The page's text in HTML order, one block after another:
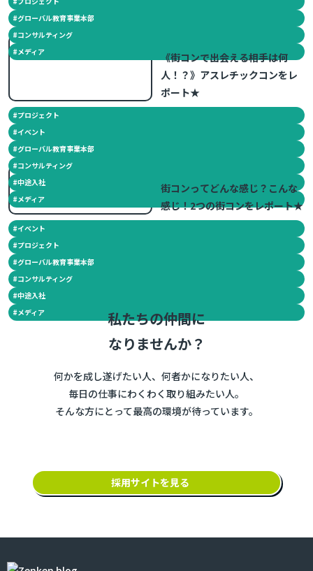
#グローバル教育事業本部
#コンサルティング
#メディア
《街コンで出会える相手は何
人！？》アスレチックコンをレ
ポート★
#プロジェクト
#イベント
#グローバル教育事業本部
#コンサルティング
#中途入社
#メディア
街コンってどんな感じ？こんな
感じ！2つの街コンをレポート★
#イベント
#プロジェクト
#グローバル教育事業本部
#コンサルティング
#中途入社
#メディア
私たちの仲間に
なりませんか？
何かを成し遂げたい人、何者かになりたい人、
毎日の仕事にわくわく取り組みたい人。
そんな方にとって最高の環境が待っています。
採用サイトを見る